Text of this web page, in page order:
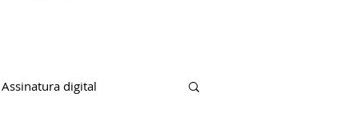
Assinatura digital